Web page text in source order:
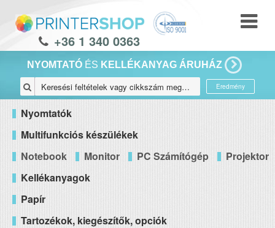
+36 1 340 0363
NYOMTATÓ ÉS KELLÉKANYAG ÁRUHÁZ
Eredmény
Nyomtatók
Multifunkciós készülékek
Notebook
Monitor PC Számítógép
Projektor
Kellékanyagok
Papír
Tartozékok, kiegészítők, opciók